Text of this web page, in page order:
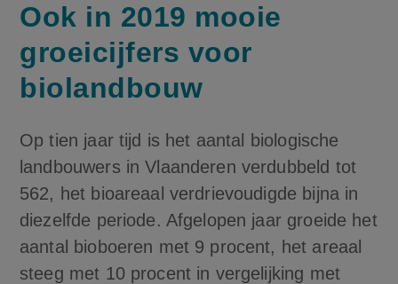
Ook in 2019 mooie
groeicijfers voor
biolandbouw
Op tien jaar tijd is het aantal biologische
landbouwers in Vlaanderen verdubbeld tot
562, het bioareaal verdrievoudigde bijna in
diezelfde periode. Afgelopen jaar groeide het
aantal bioboeren met 9 procent, het areaal
steeg met 10 procent in vergelijking met